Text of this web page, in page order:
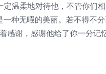
定温柔地对待他，不管你们
种无暇的美丽。若不得不
着感谢，感谢他给了你一分记忆